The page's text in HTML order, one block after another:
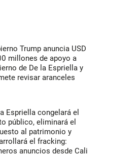
Trump anuncia USD
millones de apoyo a
de De la Espriella y
revisar aranceles
Espriella congelará el
público, eliminará el
al patrimonio y
el fracking:
anuncios desde Cali